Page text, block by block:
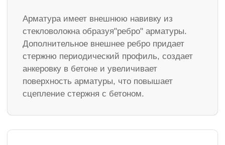
Арматура имеет внешнюю навивку из
стекловолокна образуя"ребро" арматуры.
Дополнительное внешнее ребро придает
стержню периодический профиль, создает
анкеровку в бетоне и увеличивает
поверхность арматуры, что повышает
сцепление стержня с бетоном.